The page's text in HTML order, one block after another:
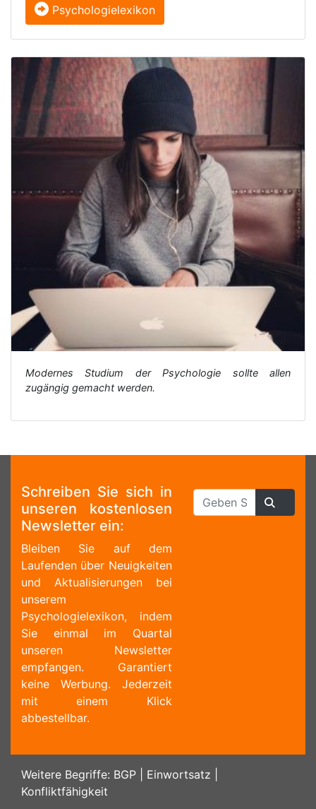
Psychologielexikon
Modernes Studium der Psychologie sollte allen
zugängig gemacht werden.
Schreiben Sie sich in
unseren kostenlosen
Newsletter ein:
Bleiben Sie auf dem
Laufenden über Neuigkeiten
und Aktualisierungen bei
unserem
Psychologielexikon, indem
Sie einmal im Quartal
unseren Newsletter
empfangen. Garantiert
keine Werbung. Jederzeit
mit einem Klick
abbestellbar.
Weitere Begriffe: BGP Einwortsatz
Konfliktfähigkeit